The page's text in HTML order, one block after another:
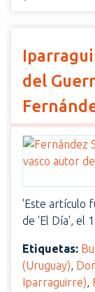
del
'Este artículo
de 'El Día', el
Etiquetas:
(Uruguay),
Iparraguirre),